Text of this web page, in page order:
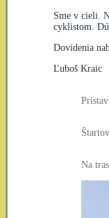
Sme v cieli.
cyklistom.
Dovidenia
Ľuboš Kraic
Na